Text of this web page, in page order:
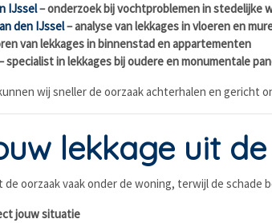
IJssel– onderzoek bij vochtproblemen in stedelijke
den IJssel– analyse van lekkages in vloeren en
van lekkages in binnenstad en appartementen
specialist in lekkages bij oudere en monumentale
wij sneller de oorzaak achterhalen en gericht
lekkage uit
de oorzaak vaak onder de woning, terwijl de schade
jouw situatie